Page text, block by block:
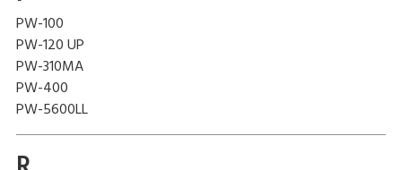
PW-100
PW-120 UP
PW-310MA
PW-400
PW-5600LL